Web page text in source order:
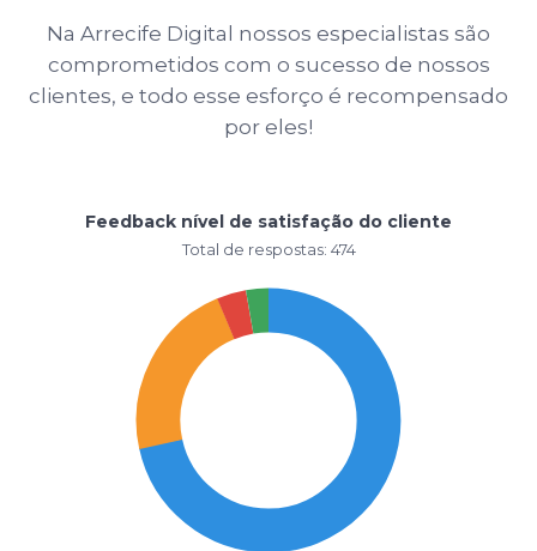
Na Arrecife Digital nossos especialistas são
comprometidos com o sucesso de nossos
clientes, e todo esse esforço é recompensado
por eles!
Feedback nível de satisfação do cliente
Total de respostas: 474